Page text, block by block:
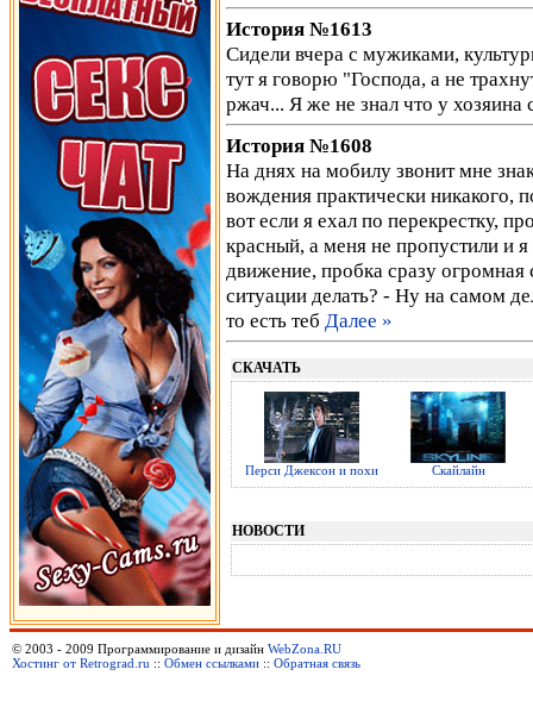
История №1613
Cидели вчера с мужиками,
тут я говорю "Господа, а не
ржач... Я же не знал что у хозяина
История №1608
На днях на мобилу звонит мне
вождения практически
вот если я ехал по перекрестку,
красный, а меня не пропустили и я
движение, пробка сразу огромная
ситуации делать? - Ну на самом
то есть теб Далее »
СКАЧАТЬ
Перси Джексон и похи Скайлайн
НОВОСТИ
© 2003 - 2009 Программирование и дизайн WebZona.RU
Хостинг от Retrograd.ru :: Обмен ссылками :: Обратная связь